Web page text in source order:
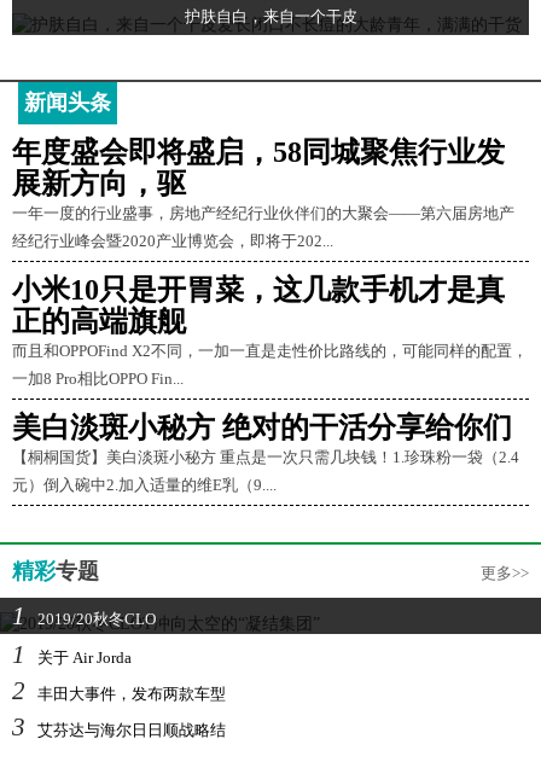
护肤自白，来自一个干皮
新闻头条
年度盛会即将盛启，58同城聚焦行业发
展新方向，驱
一年一度的行业盛事，房地产经纪行业伙伴们的大聚会——第六届房地产
经纪行业峰会暨2020产业博览会，即将于202...
小米10只是开胃菜，这几款手机才是真
正的高端旗舰
而且和OPPOFind X2不同，一加一直是走性价比路线的，可能同样的配置，
一加8 Pro相比OPPO Fin...
美白淡斑小秘方 绝对的干活分享给你们
【桐桐国货】美白淡斑小秘方 重点是一次只需几块钱！1.珍珠粉一袋（2.4
元）倒入碗中2.加入适量的维E乳（9....
精彩专题 更多>>
1 2019/20秋冬CLO
1 关于 Air Jorda
2 丰田大事件，发布两款车型
3 艾芬达与海尔日日顺战略结